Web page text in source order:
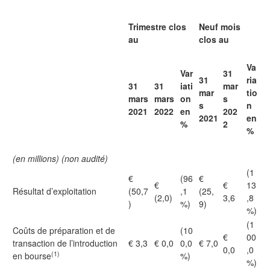
Trimestre clos
au
Neuf mois
clos au
31
mars
2021
31
mars
2022
Var
iati
on
en
%
31
mar
s
2021
31
mar
s
202
2
Va
ria
tio
n
en
%
(en millions) (non audité)
Résultat d’exploitation
€
(50,7
)
€
(2,0)
(96
,1
%)
€
(25,
9)
€
3,6
(1
13
,8
%)
Coûts de préparation et de
transaction de l’introduction
en bourse(1)
€ 3,3 € 0,0
(10
0,0
%)
€ 7,0 €
0,0
(1
00
,0
%)